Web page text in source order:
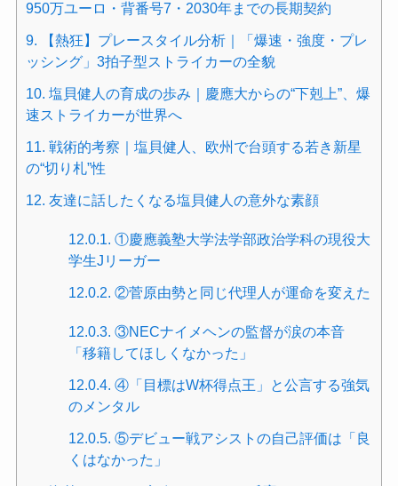
950万ユーロ・背番号7・2030年までの長期契約
9. 【熱狂】プレースタイル分析｜「爆速・強度・プレ
ッシング」3拍子型ストライカーの全貌
10. 塩貝健人の育成の歩み｜慶應大からの“下剋上”、爆
速ストライカーが世界へ
11. 戦術的考察｜塩貝健人、欧州で台頭する若き新星
の“切り札”性
12. 友達に話したくなる塩貝健人の意外な素顔
12.0.1. ①慶應義塾大学法学部政治学科の現役大
学生Jリーガー
12.0.2. ②菅原由勢と同じ代理人が運命を変えた
12.0.3. ③NECナイメヘンの監督が涙の本音
「移籍してほしくなかった」
12.0.4. ④「目標はW杯得点王」と公言する強気
のメンタル
12.0.5. ⑤デビュー戦アシストの自己評価は「良
くはなかった」